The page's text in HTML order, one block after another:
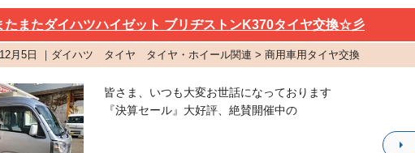
またダイハツハイゼット ブリヂストンK370タイヤ交換☆彡
月5日 ｜ダイハツ タイヤ タイヤ・ホイール関連 > 商用車用タイヤ交換
皆さま、いつも大変お世話になっております
『決算セール』大好評、絶賛開催中の